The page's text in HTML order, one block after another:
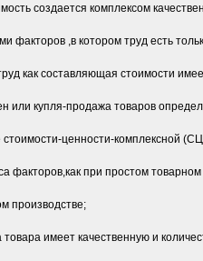
создается комплексом
факторов ,в котором труд есть
как составляющая стоимости
или купля-продажа товаров
стоимости-ценности-комплексной
факторов,как при простом
производстве;
имеет качественную и